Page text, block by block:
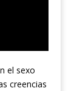
el sexo
creencias